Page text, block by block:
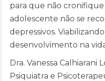
para que não
adolescente não se
depressivos.
desenvolvimento na
Dra. Vanessa Calhiarani
Psiquiatra e